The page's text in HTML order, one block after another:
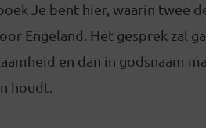
Je bent hier, waarin twee
Engeland. Het gesprek zal
en dan in godsnaam
houdt.